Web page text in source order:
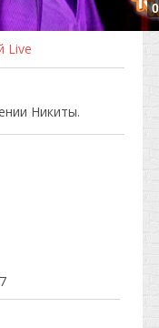
Live
Никиты.